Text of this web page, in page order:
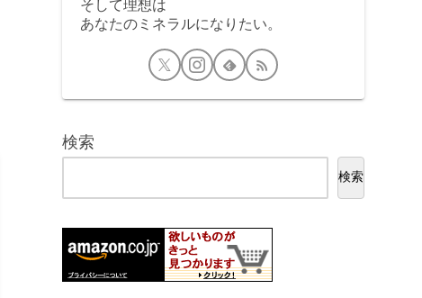
そして理想は
あなたのミネラルになりたい。
検索
検索